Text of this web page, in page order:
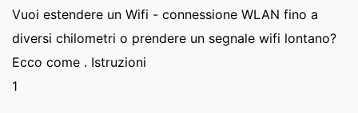
Vuoi estendere un Wifi - connessione WLAN fino a
diversi chilometri o prendere un segnale wifi lontano?
Ecco come . Istruzioni
1